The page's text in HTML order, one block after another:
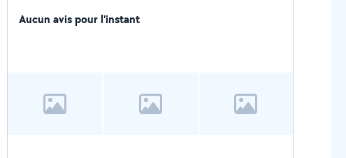
Aucun avis pour l'instant